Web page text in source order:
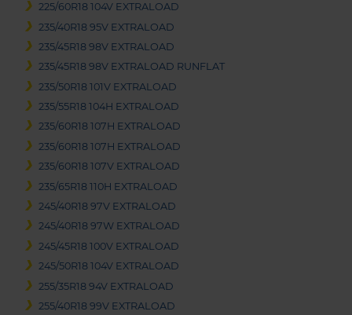
225/60R18 104V EXTRALOAD
235/40R18 95V EXTRALOAD
235/45R18 98V EXTRALOAD
235/45R18 98V EXTRALOAD RUNFLAT
235/50R18 101V EXTRALOAD
235/55R18 104H EXTRALOAD
235/60R18 107H EXTRALOAD
235/60R18 107H EXTRALOAD
235/60R18 107V EXTRALOAD
235/65R18 110H EXTRALOAD
245/40R18 97V EXTRALOAD
245/40R18 97W EXTRALOAD
245/45R18 100V EXTRALOAD
245/50R18 104V EXTRALOAD
255/35R18 94V EXTRALOAD
255/40R18 99V EXTRALOAD